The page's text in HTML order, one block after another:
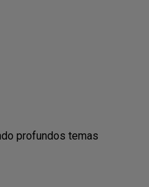
profundos temas